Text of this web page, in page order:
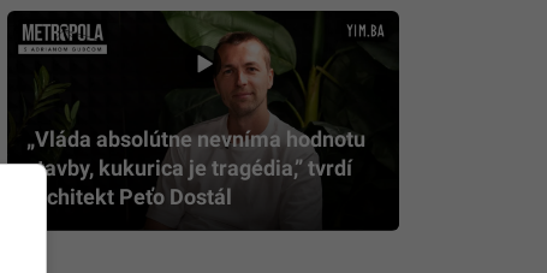
„Vláda absolútne nevníma hodnotu
stavby, kukurica je tragédia,” tvrdí
architekt Peťo Dostál